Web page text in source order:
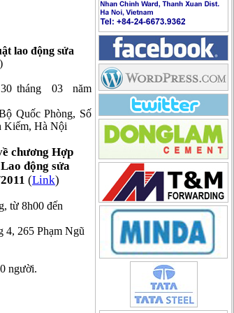
lao động sửa
)
30 tháng 03
năm
Quốc Phòng, Số
Kiếm, Hà Nội
chương Hợp
động sửa
(Link)
từ 8h00 đến
4, 265 Phạm Ngũ
người.